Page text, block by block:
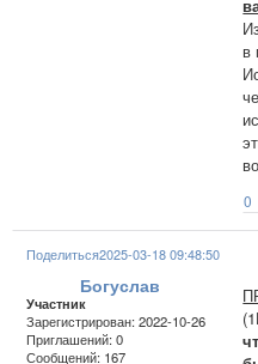
в
0
Поделиться2025-03-18 09:48:50
Богуслав
Участник
Зарегистрирован: 2022-10-26
Приглашений:0
Сообщений: 167